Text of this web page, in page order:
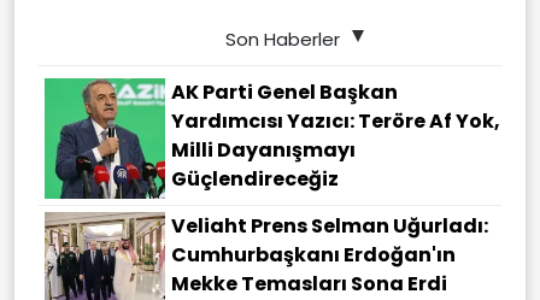
Son Haberler
AK Parti Genel Başkan
Yardımcısı Yazıcı: Teröre Af Yok,
Milli Dayanışmayı
Güçlendireceğiz
Veliaht Prens Selman Uğurladı:
Cumhurbaşkanı Erdoğan'ın
Mekke Temasları Sona Erdi